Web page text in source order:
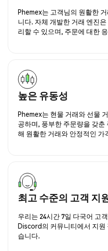
Phemex는 고객님의 원활한
니다. 자체 개발한 거래 엔진
리할 수 있으며, 주문에 대한
높은 유동성
Phemex는 현물 거래와 선물
공하며, 풍부한 주문량을 갖춘
해 원활한 거래와 안정적인 가
최고 수준의 고객 지
우리는 24시간 7일 다국어 고
Discord의 커뮤니티에서 지원
습니다.